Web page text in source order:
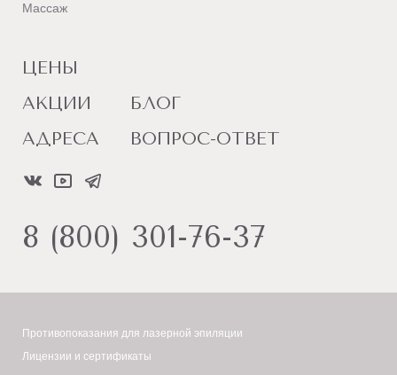
Массаж
ЦЕНЫ
АКЦИИ
АДРЕСА
БЛОГ
ВОПРОС-ОТВЕТ
8 (800) 301-76-37
Противопоказания для лазерной эпиляции
Лицензии и сертификаты